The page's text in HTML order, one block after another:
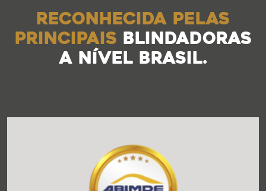
Reconhecida pelas
principais blindadoras
a nível Brasil.